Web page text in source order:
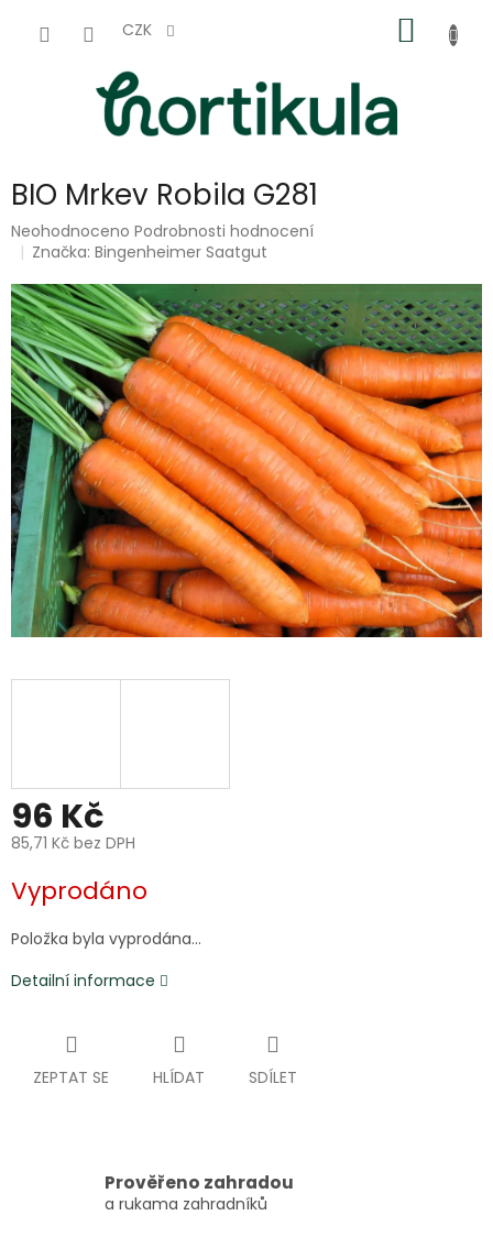
CZK
KOŠÍK
BIO Mrkev Robila G281
Průměrné
hodnocení
je
0,0
z
5
hvězdiček.
Neohodnoceno Podrobnosti hodnocení
Značka:Bingenheimer Saatgut
96 Kč
85,71 Kč bez DPH
cena:
Vyprodáno
Položka byla vyprodána…
Detailní informace
ZEPTAT SE HLÍDAT SDÍLET
Prověřeno zahradou
a rukama zahradníků